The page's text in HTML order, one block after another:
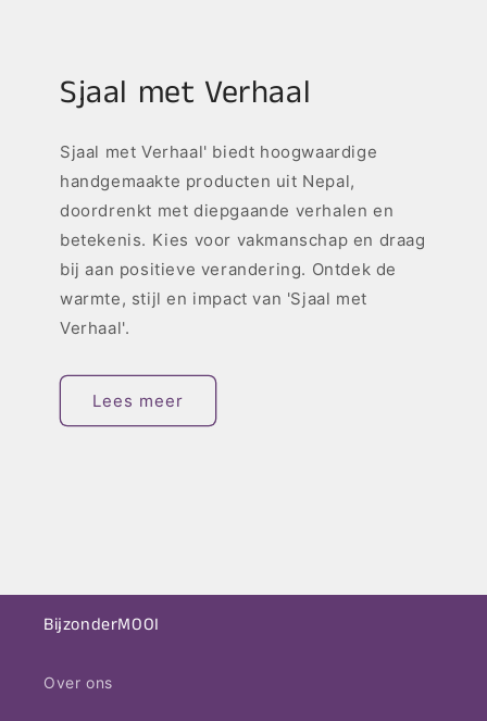
Sjaal met Verhaal
Sjaal met Verhaal' biedt hoogwaardige
handgemaakte producten uit Nepal,
doordrenkt met diepgaande verhalen en
betekenis. Kies voor vakmanschap en draag
bij aan positieve verandering. Ontdek de
warmte, stijl en impact van 'Sjaal met
Verhaal'.
Lees meer
BijzonderMOOI
Over ons